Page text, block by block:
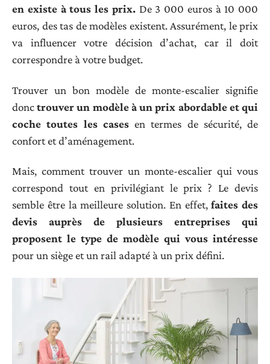
en existe à tous les prix.De 3 000 euros à 10 000
euros, des tas de modèles existent. Assurément, le prix
va influencer votre décision d’achat, car il doit
correspondre à votre budget.
Trouver un bon modèle de monte-escalier signifie
donctrouver un modèle à un prix abordable et qui
coche toutes les casesen termes de sécurité, de
confort et d’aménagement.
Mais, comment trouver un monte-escalier qui vous
correspond tout en privilégiant le prix ? Le devis
semble être la meilleure solution. En effet,faites des
devis auprès de plusieurs entreprises qui
proposent le type de modèle qui vous intéresse
pour un siège et un rail adapté à un prix défini.